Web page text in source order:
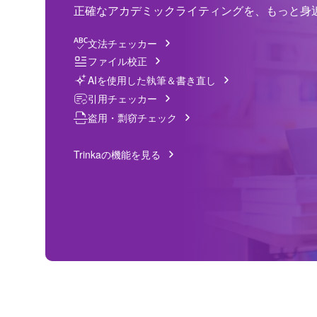
正確なアカデミックライティングを、もっと身
文法チェッカー
ファイル校正
AIを使用した執筆＆書き直し
引用チェッカー
盗用・剽窃チェック
Trinkaの機能を見る